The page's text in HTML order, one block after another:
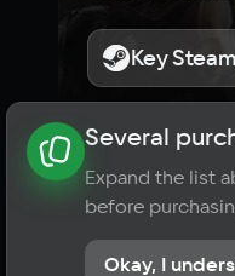
Key Steam
About the
5
1
Key Steam
Several
Expand the list
before
Okay, I